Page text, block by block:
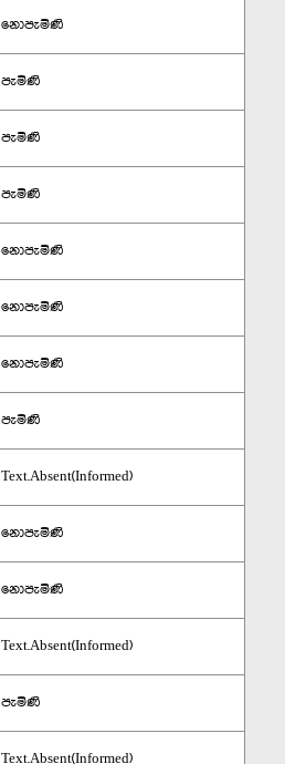
නොපැමිණි
පැමිණි
පැමිණි
පැමිණි
නොපැමිණි
නොපැමිණි
නොපැමිණි
පැමිණි
Text.Absent(Informed)
නොපැමිණි
නොපැමිණි
Text.Absent(Informed)
පැමිණි
Text.Absent(Informed)